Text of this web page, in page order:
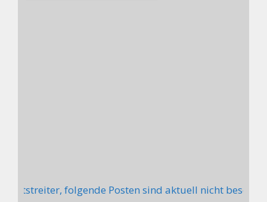
folgende Posten sind aktuell nicht besetzt: